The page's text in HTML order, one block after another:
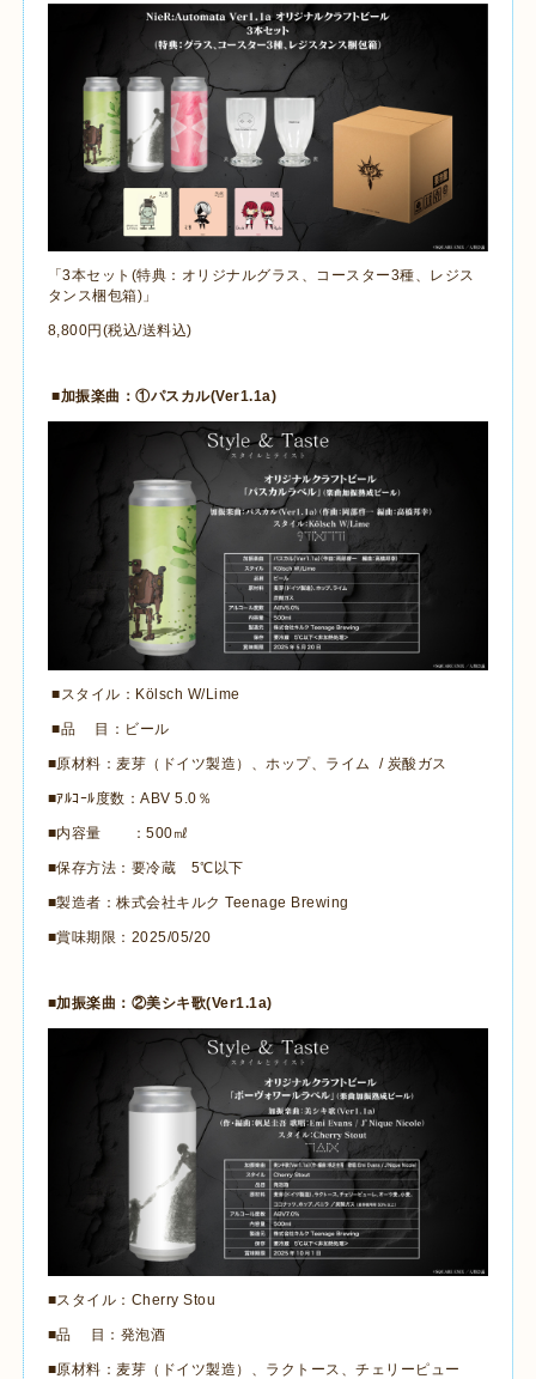
「3本セット (特典：オリジナルグラス、コースター3種、レジス
タンス梱包箱) 」
8,800円 (税込/送料込)
■加振楽曲：①パスカル(Ver1.1a)
■スタイル： Kölsch W/Lime
■品 目：ビール
■原材料：麦芽（ドイツ製造）、ホップ、ライム / 炭酸ガス
■ｱﾙｺｰﾙ度数：ABV 5.0 ％
■内容量 ：500㎖
■保存方法：要冷蔵 5℃以下
■製造者：株式会社キルク Teenage Brewing
■賞味期限： 2025/05/20
■加振楽曲：②美シキ歌(Ver1.1a)
■スタイル： Cherry Stou
■品 目：発泡酒
■原材料：麦芽（ドイツ製造）、ラクトース、チェリーピュー